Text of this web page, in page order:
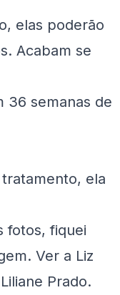
elas poderão
Acabam se
36 semanas de
ela
fotos, fiquei
Ver a Liz
Prado.